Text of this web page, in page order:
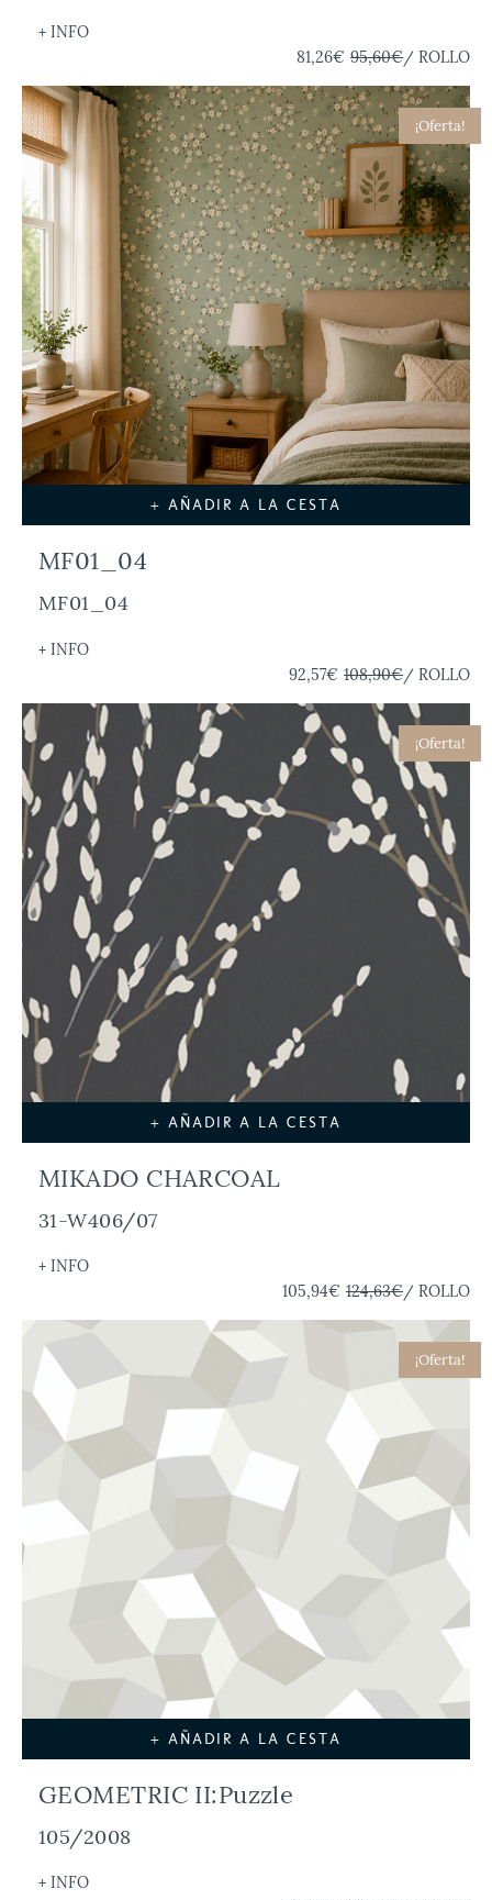
+ INFO
81,26€ 95,60€/ ROLLO
¡Oferta!
+ AÑADIR A LA CESTA
MF01_04
MF01_04
+ INFO
92,57€ 108,90€/ ROLLO
¡Oferta!
+ AÑADIR A LA CESTA
MIKADO CHARCOAL
31-W406/07
+ INFO
105,94€ 124,63€/ ROLLO
¡Oferta!
+ AÑADIR A LA CESTA
GEOMETRIC II:Puzzle
105/2008
+ INFO